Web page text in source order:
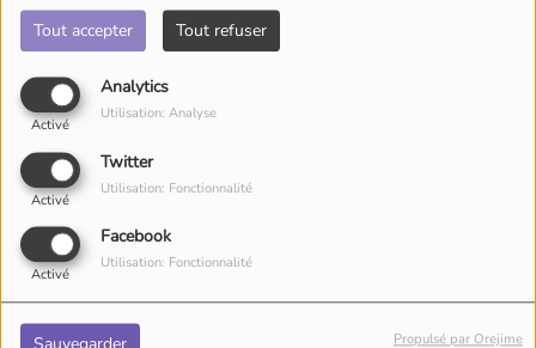
Tout accepter Tout refuser
Analytics
Activé
Utilisation: Analyse
Twitter
Activé
Utilisation: Fonctionnalité
Facebook
Activé
Utilisation: Fonctionnalité
Propulsé par Orejime
JEUDI, DE 20:00 À 22:00